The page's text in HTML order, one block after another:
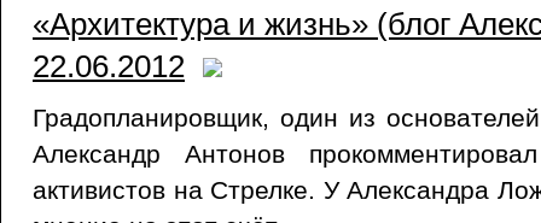
«Архитектура и жизнь» (блог
22.06.2012
Градопланировщик, один из
Александр Антонов
активистов на Стрелке. У Александра